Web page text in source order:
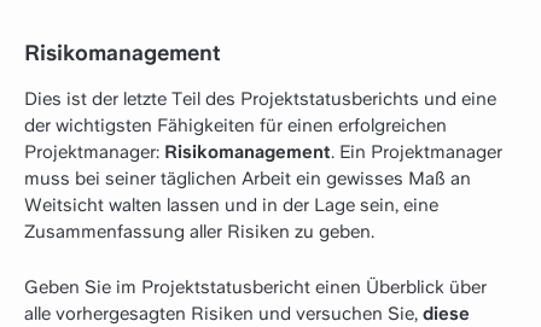
Risikomanagement
Dies ist der letzte Teil des Projektstatusberichts und eine
der wichtigsten Fähigkeiten für einen erfolgreichen
Projektmanager: Risikomanagement. Ein Projektmanager
muss bei seiner täglichen Arbeit ein gewisses Maß an
Weitsicht walten lassen und in der Lage sein, eine
Zusammenfassung aller Risiken zu geben.
Geben Sie im Projektstatusbericht einen Überblick über
alle vorhergesagten Risiken und versuchen Sie, diese